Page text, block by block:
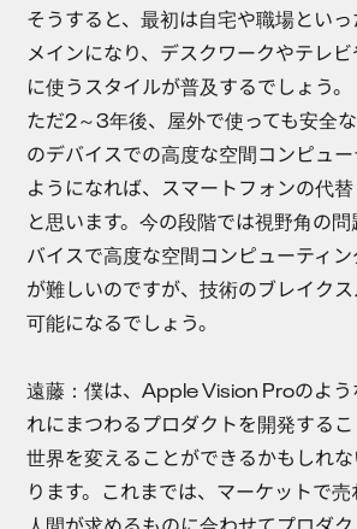
そうすると、最初は自宅や職場とい
メインになり、デスクワークやテレ
に使うスタイルが普及するでしょう。
ただ2～3年後、屋外で使っても安全
のデバイスでの高度な空間コンピュ
ようになれば、スマートフォンの代
と思います。今の段階では視野角の
バイスで高度な空間コンピューティ
が難しいのですが、技術のブレイク
可能になるでしょう。
遠藤：僕は、Apple Vision Proのよう
れにまつわるプロダクトを開発する
世界を変えることができるかもしれ
ります。これまでは、マーケットで
人間が求めるものに合わせてプロダ